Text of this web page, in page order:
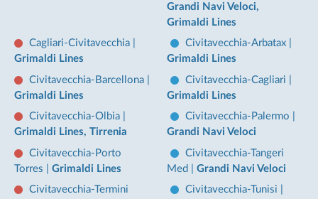
Grandi Navi Veloci,
Grimaldi Lines
Cagliari-Civitavecchia
Grimaldi Lines
Civitavecchia-Arbatax
Grimaldi Lines
Civitavecchia-Barcellona
Grimaldi Lines
Civitavecchia-Cagliari
Grimaldi Lines
Civitavecchia-Olbia
Grimaldi Lines, Tirrenia
Civitavecchia-Palermo
Grandi Navi Veloci
Civitavecchia-Porto
Torres
Grimaldi Lines
Civitavecchia-Tangeri
Med
|Grandi Navi Veloci
Civitavecchia-Termini
Civitavecchia-Tunisi